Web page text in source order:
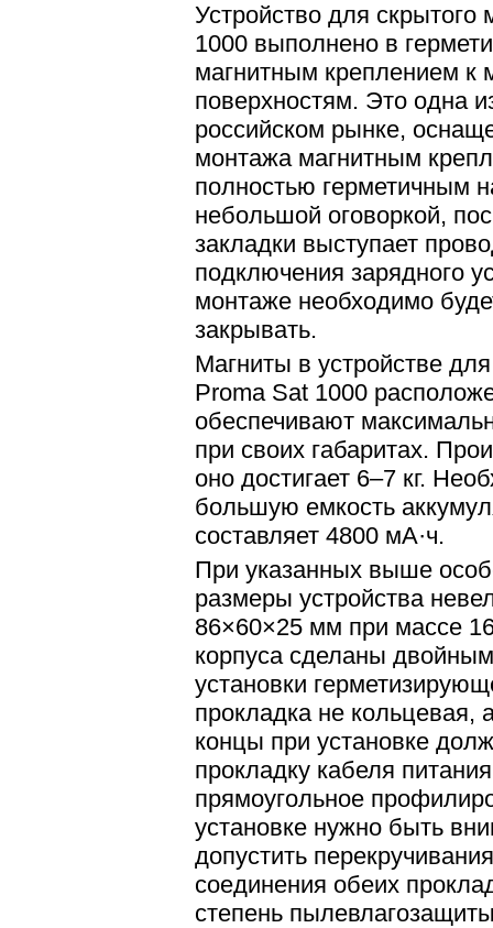
Устройство для скрытого
1000 выполнено в
магнитным креплением к
поверхностям. Это одна
российском рынке,
монтажа магнитным
полностью герметичным
небольшой оговоркой,
закладки выступает
подключения зарядного
монтаже необходимо
закрывать.
Магниты в устройстве
Proma Sat 1000
обеспечивают
при своих габаритах.
оно достигает 6–7 кг.
большую емкость
составляет 4800 мА·ч.
При указанных выше
размеры устройства
86×60×25 мм при массе
корпуса сделаны
установки
прокладка не кольцевая,
концы при установке
прокладку кабеля
прямоугольное
установке нужно быть
допустить
соединения обеих
степень